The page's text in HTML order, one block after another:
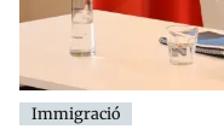
Immigració